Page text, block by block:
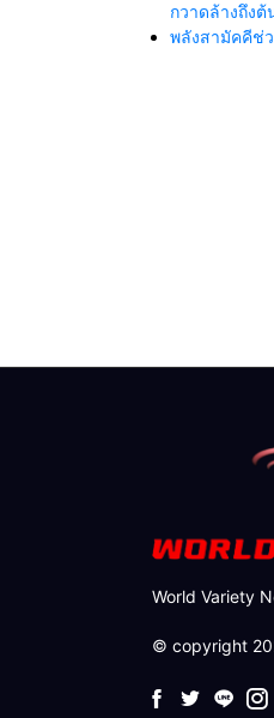
กวาดล้างถึง
พลังสามัคคีช่
World Variety
© copyright